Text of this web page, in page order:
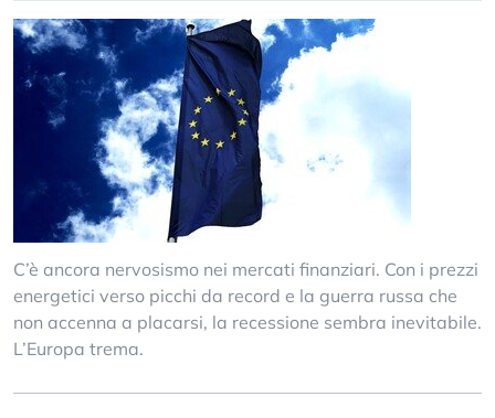
C’è ancora nervosismo nei mercati finanziari. Con i prezzi
energetici verso picchi da record e la guerra russa che
non accenna a placarsi, la recessione sembra inevitabile.
L’Europa trema.